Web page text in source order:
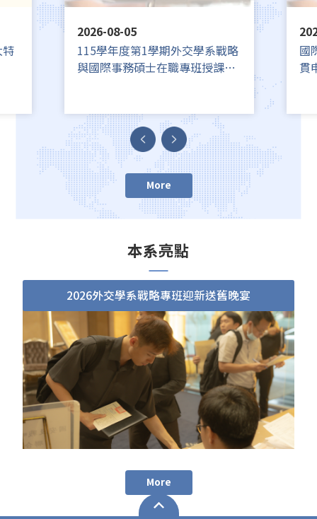
2026-08-05
115學年度第1學期外交學系戰略
與國際事務碩士在職專班授課暨
國
貫
More
本系亮點
2026外交學系戰略專班迎新送舊晚宴
More